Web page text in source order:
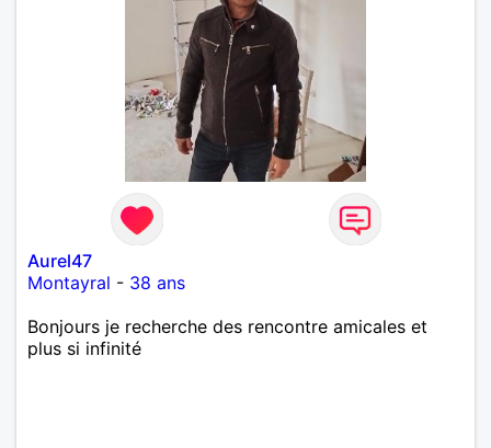
Aurel47
Montayral - 38 ans
Bonjours je recherche des rencontre amicales et
plus si infinité